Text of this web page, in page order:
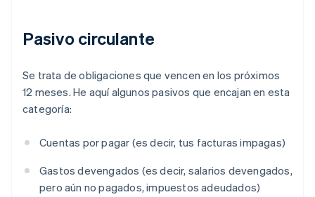
Pasivo circulante
Se trata de obligaciones que vencen en los próximos
12 meses. He aquí algunos pasivos que encajan en esta
categoría:
Cuentas por pagar (es decir, tus facturas impagas)
Gastos devengados (es decir, salarios devengados,
pero aún no pagados, impuestos adeudados)